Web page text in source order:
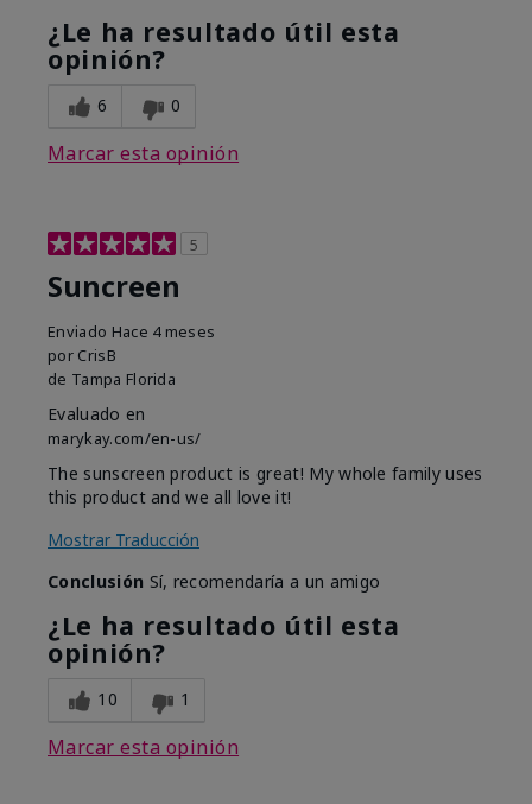
¿Le ha resultado útil esta
opinión?
6 0
Marcar esta opinión
5
Suncreen
Enviado Hace 4 meses
por CrisB
de Tampa Florida
Evaluado en
marykay.com/en-us/
The sunscreen product is great! My whole family uses
this product and we all love it!
Mostrar Traducción
Conclusión Sí, recomendaría a un amigo
¿Le ha resultado útil esta
opinión?
10 1
Marcar esta opinión